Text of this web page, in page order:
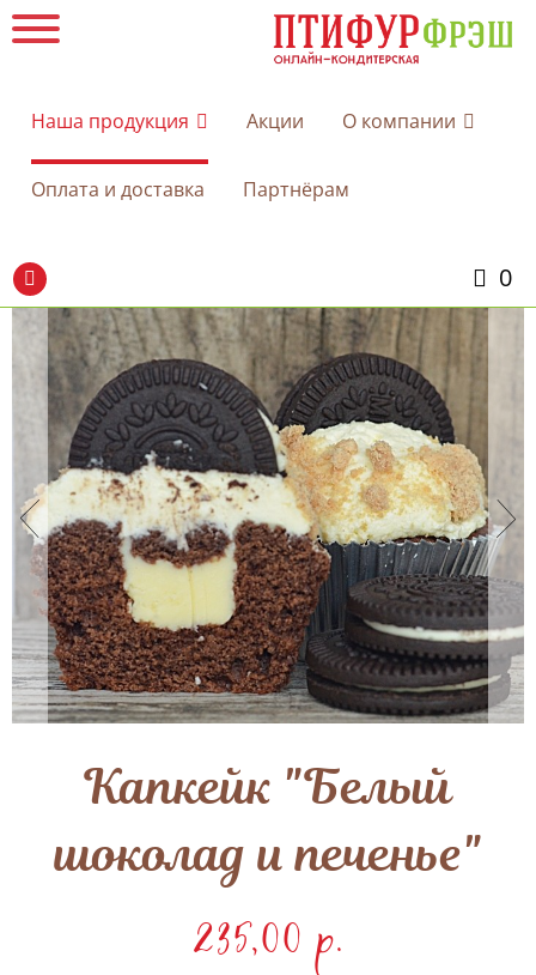
Наша продукция Акции О компании
Оплата и доставка Партнёрам
0
Капкейк "Белый
шоколад и печенье"
235,00 p.